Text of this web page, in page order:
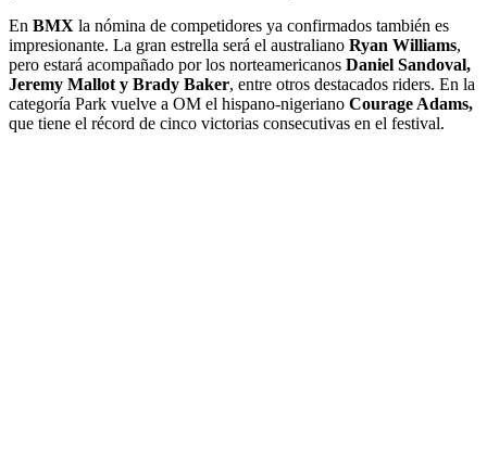
En BMX la nómina de competidores ya confirmados también es
impresionante. La gran estrella será el australiano Ryan Williams,
pero estará acompañado por los norteamericanos Daniel Sandoval,
Jeremy Mallot y Brady Baker, entre otros destacados riders. En la
categoría Park vuelve a OM el hispano-nigeriano Courage Adams,
que tiene el récord de cinco victorias consecutivas en el festival.